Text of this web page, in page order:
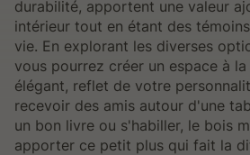
durabilité, apportent une valeur
intérieur tout en étant des
vie. En explorant les diverses
vous pourrez créer un espace à
élégant, reflet de votre
recevoir des amis autour d'une
un bon livre ou s'habiller, le bois
apporter ce petit plus qui fait la